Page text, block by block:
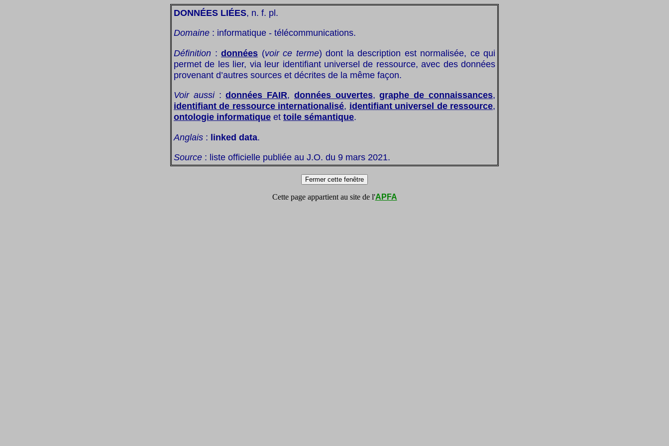
DONNÉES LIÉES, n. f. pl.
Domaine : informatique - télécommunications.
Définition : données (voir ce terme) dont la description est normalisée, ce qui
permet de les lier, via leur identifiant universel de ressource, avec des données
provenant d’autres sources et décrites de la même façon.
Voir aussi:données FAIR, données ouvertes,graphe de connaissances,
identifiant de ressource internationalisé, identifiant universel de ressource,
ontologie informatique et toile sémantique.
Anglais : linked data.
Source : liste officielle publiée au J.O. du 9 mars 2021.
Cette page appartient au site de l'APFA